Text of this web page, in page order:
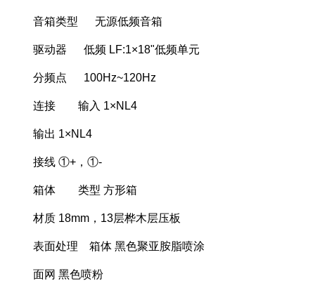
音箱类型 无源低频音箱
驱动器 低频 LF:1×18"低频单元
分频点 100Hz~120Hz
连接 输入 1×NL4
输出 1×NL4
接线 ①+，①-
箱体 类型 方形箱
材质 18mm，13层桦木层压板
表面处理 箱体 黑色聚亚胺脂喷涂
面网 黑色喷粉